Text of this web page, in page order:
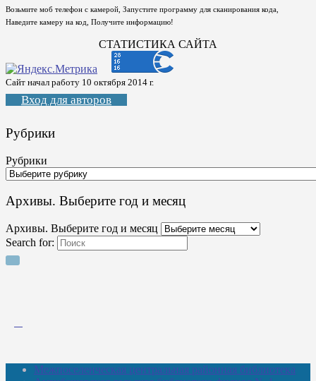
Возьмите моб телефон с камерой, Запустите программу для сканирования кода,
Наведите камеру на код, Получите информацию!
СТАТИСТИКА САЙТА
Сайт начал работу 10 октября 2014 г.
Вход для авторов
Рубрики
Рубрики
Архивы. Выберите год и месяц
Архивы. Выберите год и месяц
Search for:
Межпоселенческая центральная районная библиотека